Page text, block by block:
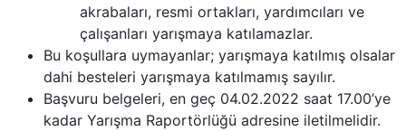
akrabaları, resmi ortakları, yardımcıları ve
çalışanları yarışmaya katılamazlar.
Bu koşullara uymayanlar; yarışmaya katılmış olsalar
dahi besteleri yarışmaya katılmamış sayılır.
Başvuru belgeleri, en geç 04.02.2022 saat 17.00’ye
kadar Yarışma Raportörlüğü adresine iletilmelidir.